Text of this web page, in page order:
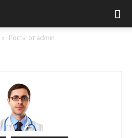
Посты от admin